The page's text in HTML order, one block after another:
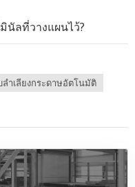
นัลที่วางแผนไว้?
ลำเลียงกระดาษอัตโนมัติ